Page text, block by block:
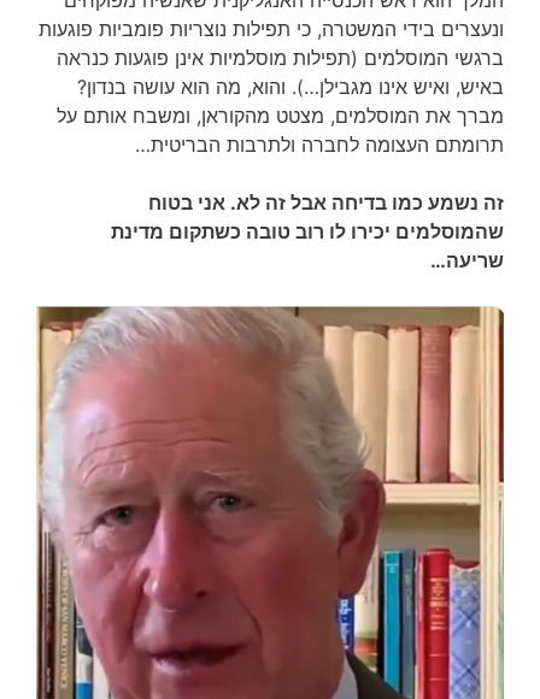
ונעצרים בידי המשטרה, כי תפילות נוצריות פומביות פוגעות
ברגשי המוסלמים (תפילות מוסלמיות אינן פוגעות כנראה
באיש, ואיש אינו מגבילן…). והוא, מה הוא עושה בנדון?
מברך את המוסלמים, מצטט מהקוראן, ומשבח אותם על
תרומתם העצומה לחברה ולתרבות הבריטית…
זה נשמע כמו בדיחה אבל זה לא. אני בטוח
שהמוסלמים יכירו לו רוב טובה כשתקום מדינת
שריעה…